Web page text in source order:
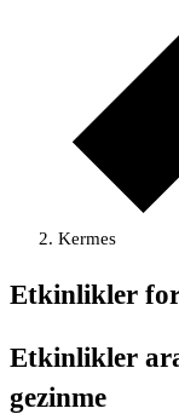
Kermes
Etkinlikler
Etkinlikler
gezinme